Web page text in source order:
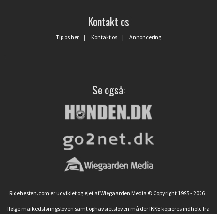
Kontakt os
Tip os her | Kontakt os | Annoncering
Se også:
Ridehesten.com er udviklet og ejet af Wiegaarden Media © Copyright 1995 - 2026 .
Ifølge markedsføringsloven samt ophavsretsloven må der IKKE kopieres indhold fra